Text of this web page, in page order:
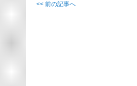
<< 前の記事へ